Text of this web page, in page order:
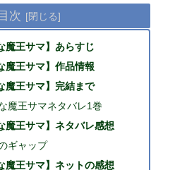
次
魔王サマ】あらすじ
魔王サマ】作品情報
魔王サマ】完結まで
魔王サマネタバレ1巻
魔王サマ】ネタバレ感想
ギャップ
魔王サマ】ネットの感想